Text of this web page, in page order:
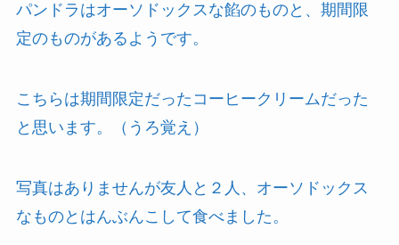
パンドラはオーソドックスな餡のものと、期間限
定のものがあるようです。
こちらは期間限定だったコーヒークリームだった
と思います。（うろ覚え）
写真はありませんが友人と２人、オーソドックス
なものとはんぶんこして食べました。